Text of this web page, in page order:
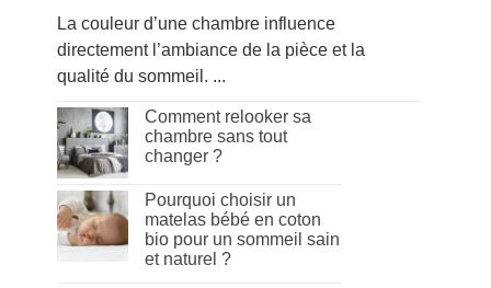
La couleur d’une chambre influence
directement l’ambiance de la pièce et la
qualité du sommeil. ...
Comment relooker sa
chambre sans tout
changer ?
Pourquoi choisir un
matelas bébé en coton
bio pour un sommeil sain
et naturel ?